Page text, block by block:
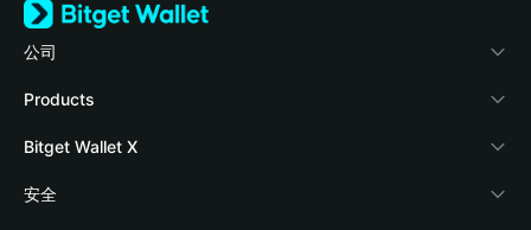
公司
關於 Bitget Wallet
部落格
學院
Products
Crypto Card
Stablecoin Earn
Bitget Wallet X
開發者文件
安全